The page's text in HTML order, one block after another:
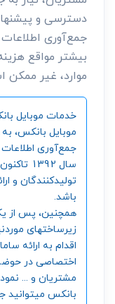
دسترسی و
جمع‌آوری
بیشتر مواقع
موارد، غیر
خدمات موبایل
موبایل بانکس،
جمع‌آوری
سال
تولیدکنندگان و
باشد.
همچنین، پس از
زیرساختهای
اقدام به ارائه
اختصاصی در حوضه
مشتریان و ...
بانکس میتوانید